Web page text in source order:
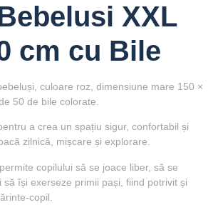
XXL
cm cu Bile
culoare roz, dimensiune mare 150 ×
50 de bile colorate.
a crea un spațiu sigur, confortabil și
zilnică, mișcare și explorare.
copilului să se joace liber, să se
își exerseze primii pași, fiind potrivit și
copil.